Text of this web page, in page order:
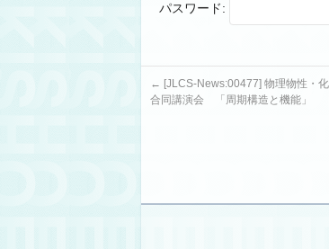
パスワード:
← [JLCS-News:00477] 物理物性・
合同講演会 「周期構造と機能」 （